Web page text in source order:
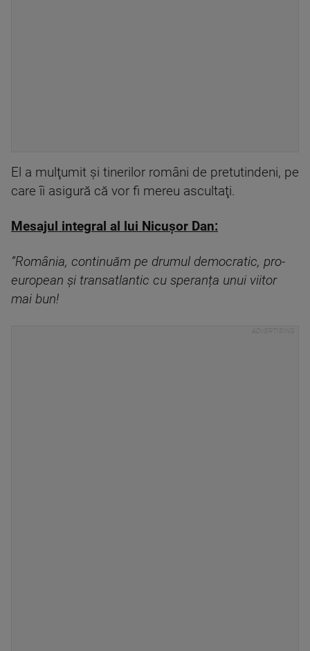
El a mulţumit și tinerilor români de pretutindeni, pe
care îi asigură că vor fi mereu ascultaţi.
Mesajul integral al lui Nicușor Dan:
”România, continuăm pe drumul democratic, pro-
european și transatlantic cu speranța unui viitor
mai bun!